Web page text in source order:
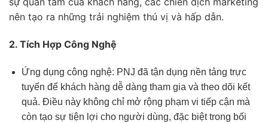
nên tạo ra những trải nghiệm thú vị và hấp dẫn.
2. Tích Hợp Công Nghệ
Ứng dụng công nghệ: PNJ đã tận dụng nền tảng trực
tuyến để khách hàng dễ dàng tham gia và theo dõi kết
quả. Điều này không chỉ mở rộng phạm vi tiếp cận mà
còn tạo sự tiện lợi cho người dùng, đặc biệt trong bối